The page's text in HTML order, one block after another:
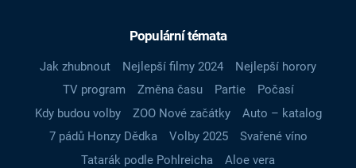
Populární témata
Jak zhubnout Nejlepší filmy 2024
Nejlepší horory
TV program
Změna času Partie
Počasí
Kdy budou volby
ZOO Nové začátky
Auto – katalog
7 pádů Honzy Dědka
Volby 2025
Svařené víno
Tatarák podle Pohlreicha
Aloe vera